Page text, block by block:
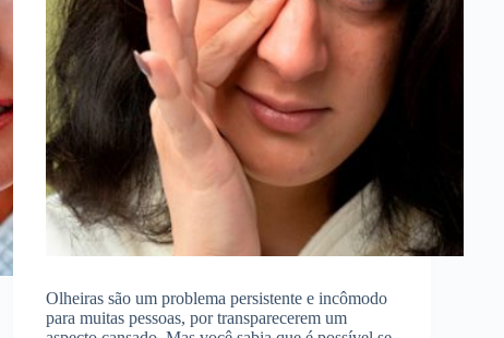
Olheiras são um problema persistente e incômodo
para muitas pessoas, por transparecerem um